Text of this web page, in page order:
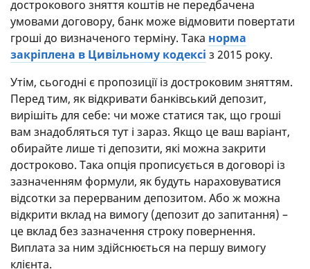
дострокового зняття коштів не передбачена
умовами договору, банк може відмовити повертати
гроші до визначеного терміну. Така норма
закріплена в Цивільному кодексі з 2015 року.
Утім, сьогодні є пропозиції із достроковим зняттям.
Перед тим, як відкривати банківський депозит,
вирішіть для себе: чи може статися так, що гроші
вам знадобляться тут і зараз. Якщо це ваш варіант,
обирайте лише ті депозити, які можна закрити
достроково. Така опція прописується в договорі із
зазначенням формули, як будуть нараховуватися
відсотки за перерваним депозитом. Або ж можна
відкрити вклад на вимогу (депозит до запитання) –
це вклад без зазначення строку повернення.
Виплата за ним здійснюється на першу вимогу
клієнта.